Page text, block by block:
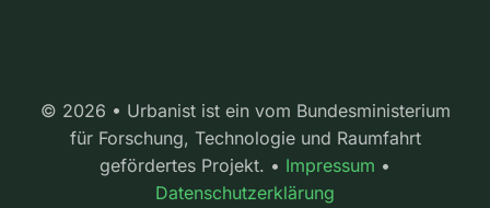
© 2026 • Urbanist ist ein vom Bundesministerium
für Forschung, Technologie und Raumfahrt
gefördertes Projekt. • Impressum •
Datenschutzerklärung